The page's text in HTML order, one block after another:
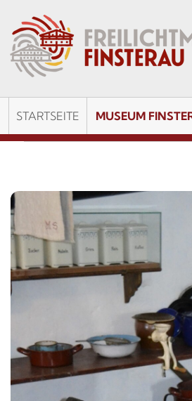
STARTSEITE MUSEUM